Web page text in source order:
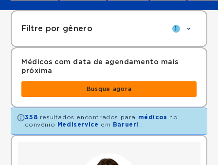
Filtre por gênero 1
Médicos com data de agendamento mais
próxima
Busque agora
358 resultados encontrados para médicos no
convênio
Mediservice em Barueri